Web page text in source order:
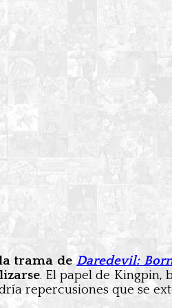
trama deDaredevil:
. El papel de Kingpin,
repercusiones que se